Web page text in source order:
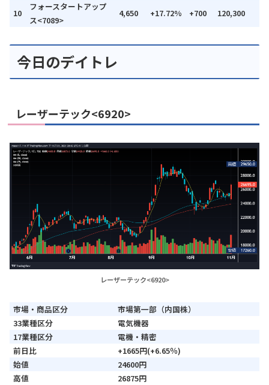
10
フォースタートアップ
ス<7089>
4,650 +17.72% +700 120,300
今日のデイトレ
レーザーテック<6920>
レーザーテック<6920>
市場・商品区分
市場第一部（内国株）
33業種区分
電気機器
17業種区分
電機・精密
前日比
+1665円(+6.65％)
始値
24600円
高値
26875円